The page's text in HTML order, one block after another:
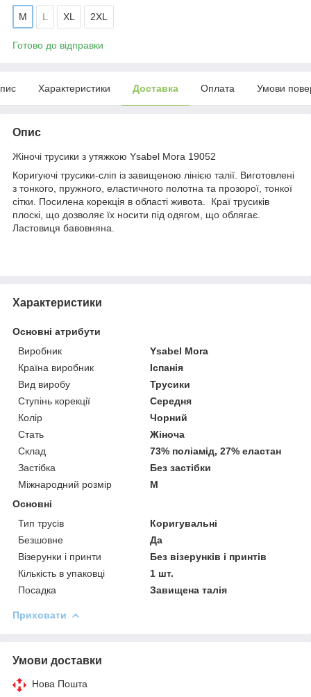
M L XL 2XL
Готово до відправки
Характеристики Доставка Оплата Умови
Опис
Жіночі трусики з утяжкою Ysabel Mora 19052
Коригуючі трусики-сліп із завищеною лінією талії. Виготовлені
з тонкого, пружного, еластичного полотна та прозорої, тонкої
сітки. Посилена корекція в області живота. Краї трусиків
плоскі, що дозволяє їх носити під одягом, що облягає.
Ластовиця бавовняна.
Характеристики
Основні атрибути
Виробник
Ysabel Mora
Країна виробник
Іспанія
Вид виробу
Трусики
Ступінь корекції
Середня
Колір
Чорний
Стать
Жіноча
Склад
73% поліамід, 27% еластан
Застібка
Без застібки
Міжнародний розмір
M
Основні
Тип трусів
Коригувальні
Безшовне
Да
Візерунки і принти
Без візерунків і принтів
Кількість в упаковці
1 шт.
Посадка
Завищена талія
Приховати
Умови доставки
Нова Пошта